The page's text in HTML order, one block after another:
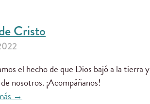
Cristo
el hecho de que Dios bajó a la tierra y
nosotros. ¡Acompáñanos!
→